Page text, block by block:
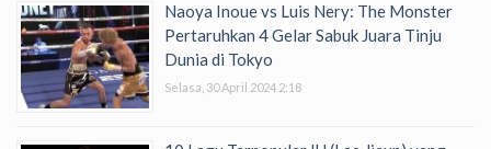
Naoya Inoue vs Luis Nery: The Monster
Pertaruhkan 4 Gelar Sabuk Juara Tinju
Dunia di Tokyo
Selasa, 30 April 2024 2:18